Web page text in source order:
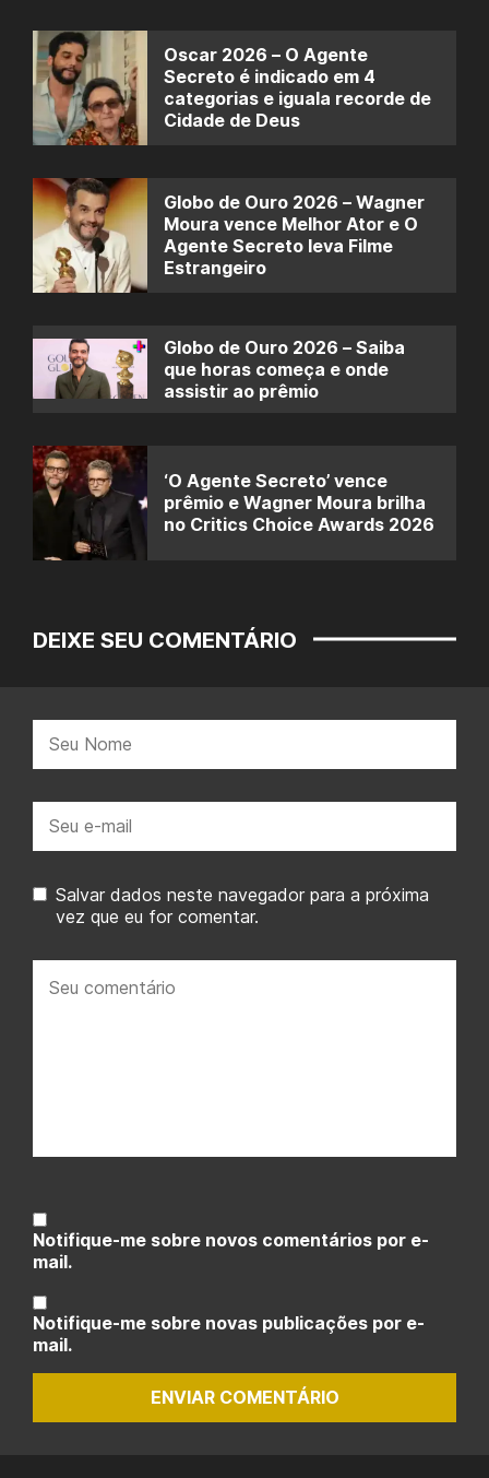
Oscar 2026 – O Agente
Secreto é indicado em 4
categorias e iguala recorde de
Cidade de Deus
Globo de Ouro 2026 – Wagner
Moura vence Melhor Ator e O
Agente Secreto leva Filme
Estrangeiro
Globo de Ouro 2026 – Saiba
que horas começa e onde
assistir ao prêmio
‘O Agente Secreto’ vence
prêmio e Wagner Moura brilha
no Critics Choice Awards 2026
DEIXE SEU COMENTÁRIO
mail:
Salvar dados neste navegador para a próxima
vez que eu for comentar.
comentário:
Notifique-me sobre novos comentários por e-
mail.
Notifique-me sobre novas publicações por e-
mail.
ENVIAR COMENTÁRIO